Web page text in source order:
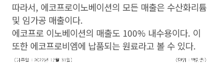
따라서, 에코프로이노베이션의 모든 매출은 수산화리튬
및 임가공 매출이다.
에코프로 이노베이션의 매출도 100% 내수용이다. 이
또한 에코프로비엠에 납품되는 원료라고 볼 수 있다.